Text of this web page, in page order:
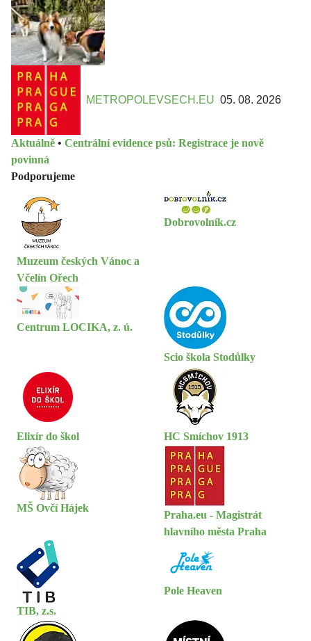
METROPOLEVSECH.EU 05. 08. 2026
Aktuálně • Centrální evidence psů: Registrace je nově
povinná
Podporujeme
Muzeum českých Vánoc a
Včelín Ořech
Dobrovolník.cz
Centrum LOCIKA, z. ú.
Scio škola Stodůlky
Elixír do škol HC Smíchov 1913
MŠ Ovčí Hájek
Praha.eu - Magistrát
hlavního města Praha
TIB, z.s.
Pole Heaven